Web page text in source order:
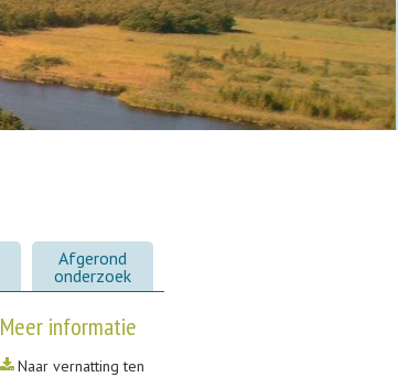
Afgerond
onderzoek
Meer informatie
Naar vernatting ten